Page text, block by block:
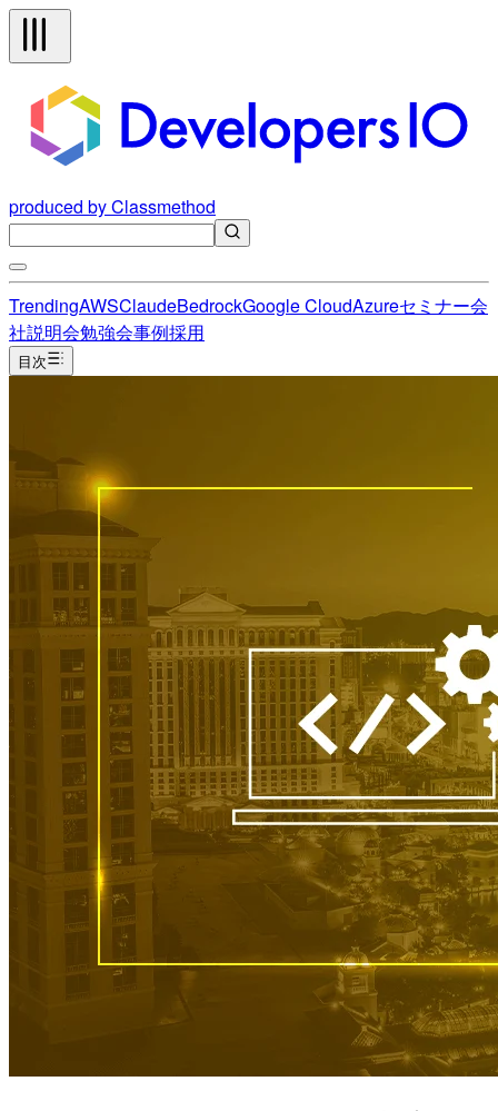
produced by Classmethod
TrendingAWSClaudeBedrockGoogle CloudAzureセミナー会
社説明会勉強会事例採用
目次